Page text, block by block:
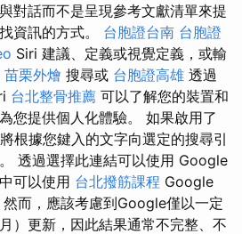
對話而不是呈現參考文獻清單來提
資訊的方式。 台胞證台南 台胞證
Siri 建議、定義或視覺定義，或輸
苗栗外燴 搜尋或 台胞證高雄 透過
台北整骨推薦 可以了解您的裝置和
您提供個人化體驗。 如果啟用了
根據您鍵入的文字向選定的搜尋引
透過選擇此連結可以使用 Google
可以使用 台北撥筋課程 Google
而，應該考慮到Google僅以一定
）更新，因此結果通常不完整、不